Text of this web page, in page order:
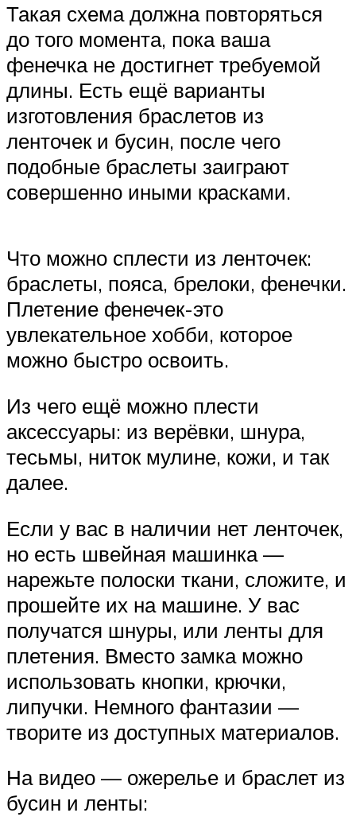
Такая схема должна повторяться
до того момента, пока ваша
фенечка не достигнет требуемой
длины. Есть ещё варианты
изготовления браслетов из
ленточек и бусин, после чего
подобные браслеты заиграют
совершенно иными красками.
Что можно сплести из ленточек:
браслеты, пояса, брелоки, фенечки.
Плетение фенечек-это
увлекательное хобби, которое
можно быстро освоить.
Из чего ещё можно плести
аксессуары: из верёвки, шнура,
тесьмы, ниток мулине, кожи, и так
далее.
Если у вас в наличии нет ленточек,
но есть швейная машинка —
нарежьте полоски ткани, сложите, и
прошейте их на машине. У вас
получатся шнуры, или ленты для
плетения. Вместо замка можно
использовать кнопки, крючки,
липучки. Немного фантазии —
творите из доступных материалов.
На видео — ожерелье и браслет из
бусин и ленты: